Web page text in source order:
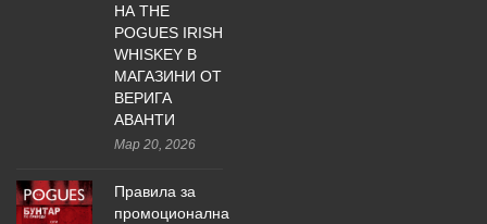
НА THE
POGUES IRISH
WHISKEY В
МАГАЗИНИ ОТ
ВЕРИГА
АВАНТИ
Мар 20, 2026
Правила за
промоционална